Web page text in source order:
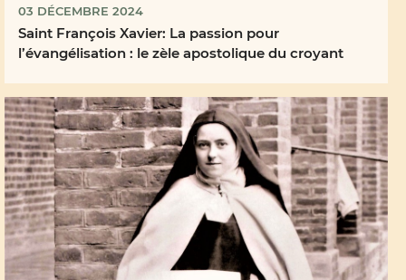
03 DÉCEMBRE 2024
Saint François Xavier: La passion pour
l’évangélisation : le zèle apostolique du croyant